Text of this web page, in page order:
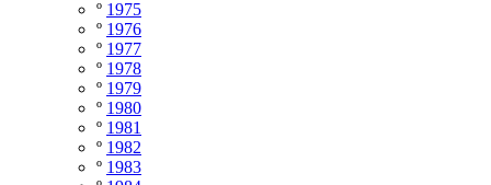
º 1975
º 1976
º 1977
º 1978
º 1979
º 1980
º 1981
º 1982
º 1983